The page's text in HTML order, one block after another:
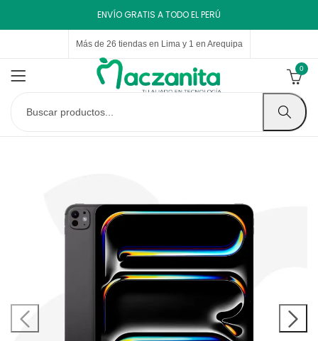
ENVÍO GRATIS A TODO EL PERÚ
Más de 26 tiendas en Lima y 1 en Arequipa
0